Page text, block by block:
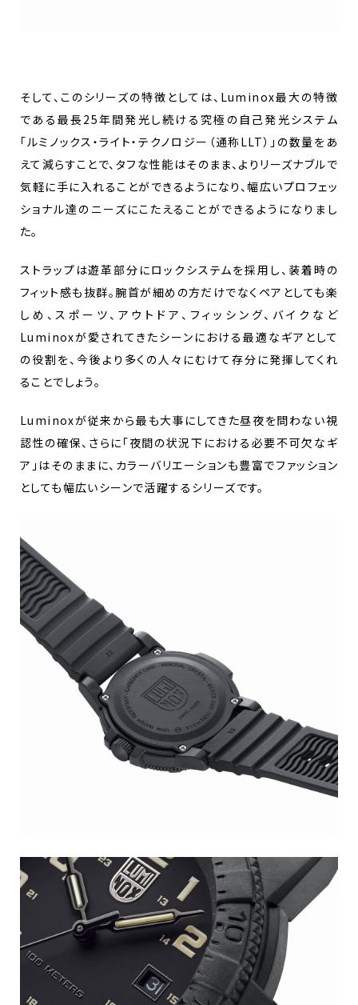
そして、このシリーズの特徴としては、Luminox最大の特徴
である最長25年間発光し続ける究極の自己発光システム
「ルミノックス・ライト・テクノロジー（通称LLT）」の数量をあ
えて減らすことで、タフな性能はそのまま、よりリーズナブルで
気軽に手に入れることができるようになり、幅広いプロフェッ
ショナル達のニーズにこたえることができるようになりまし
た。
ストラップは遊革部分にロックシステムを採用し、装着時の
フィット感も抜群。腕首が細めの方だけでなくペアとしても楽
しめ、スポーツ、アウトドア、フィッシング、バイクなど
Luminoxが愛されてきたシーンにおける最適なギアとして
の役割を、今後より多くの人々にむけて存分に発揮してくれ
ることでしょう。
Luminoxが従来から最も大事にしてきた昼夜を問わない視
認性の確保、さらに「夜間の状況下における必要不可欠なギ
ア」はそのままに、カラーバリエーションも豊富でファッション
としても幅広いシーンで活躍するシリーズです。